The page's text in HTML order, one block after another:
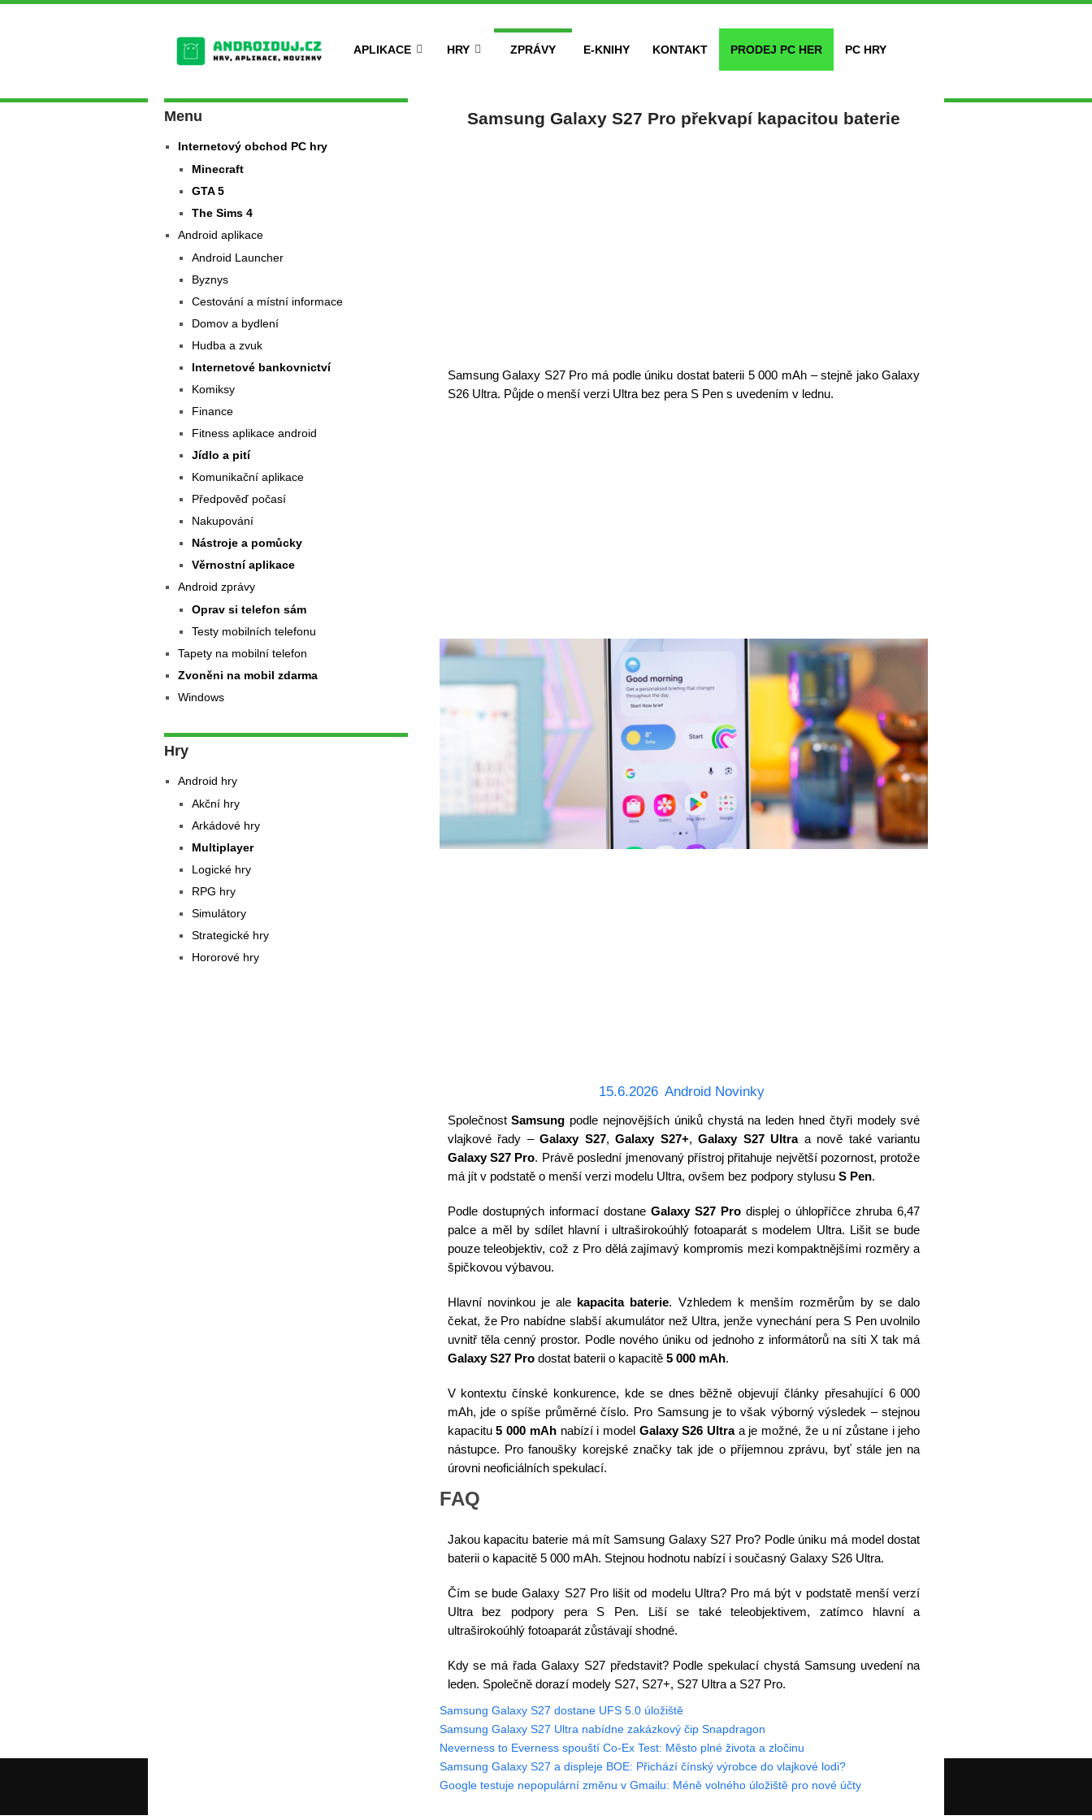
APLIKACE HRY ZPRÁVY E-KNIHY KONTAKT PRODEJ PC HER PC HRY
Samsung Galaxy S27 Pro překvapí kapacitou baterie
Samsung Galaxy S27 Pro má podle úniku dostat baterii 5 000 mAh – stejně jako Galaxy
S26 Ultra. Půjde o menší verzi Ultra bez pera S Pen s uvedením v lednu.
15.6.2026 Android Novinky
SpolečnostSamsung podle nejnovějších úniků chystá na leden hned čtyři modely své
vlajkové řady –Galaxy S27,Galaxy S27+,Galaxy S27 Ultraa nově také variantu
Galaxy S27 Pro. Právě poslední jmenovaný přístroj přitahuje největší pozornost, protože
má jít v podstatě o menší verzi modelu Ultra, ovšem bez podpory stylusu S Pen.
Podle dostupných informací dostane Galaxy S27 Pro displej o úhlopříčce zhruba 6,47
palce a měl by sdílet hlavní i ultraširokoúhlý fotoaparát s modelem Ultra. Lišit se bude
pouze teleobjektiv, což z Pro dělá zajímavý kompromis mezi kompaktnějšími rozměry a
špičkovou výbavou.
Hlavní novinkou je ale kapacita baterie. Vzhledem k menším rozměrům by se dalo
čekat, že Pro nabídne slabší akumulátor než Ultra, jenže vynechání pera S Pen uvolnilo
uvnitř těla cenný prostor. Podle nového úniku od jednoho z informátorů na síti X tak má
Galaxy S27 Prodostat baterii o kapacitě 5 000 mAh.
V kontextu čínské konkurence, kde se dnes běžně objevují články přesahující 6 000
mAh, jde o spíše průměrné číslo. Pro Samsung je to však výborný výsledek – stejnou
kapacitu5 000 mAhnabízí i model Galaxy S26 Ultraa je možné, že u ní zůstane i jeho
nástupce. Pro fanoušky korejské značky tak jde o příjemnou zprávu, byť stále jen na
úrovni neoficiálních spekulací.
FAQ
Jakou kapacitu baterie má mít Samsung Galaxy S27 Pro? Podle úniku má model dostat
baterii o kapacitě 5 000 mAh. Stejnou hodnotu nabízí i současný Galaxy S26 Ultra.
Čím se bude Galaxy S27 Pro lišit od modelu Ultra? Pro má být v podstatě menší verzí
Ultra bez podpory pera S Pen. Liší se také teleobjektivem, zatímco hlavní a
ultraširokoúhlý fotoaparát zůstávají shodné.
Kdy se má řada Galaxy S27 představit? Podle spekulací chystá Samsung uvedení na
leden. Společně dorazí modely S27, S27+, S27 Ultra a S27 Pro.
Samsung Galaxy S27 dostane UFS 5.0 úložiště
Samsung Galaxy S27 Ultra nabídne zakázkový čip Snapdragon
Neverness to Everness spouští Co-Ex Test: Město plné života a zločinu
Samsung Galaxy S27 a displeje BOE: Přichází čínský výrobce do vlajkové lodi?
Google testuje nepopulární změnu v Gmailu: Méně volného úložiště pro nové účty
Menu
Internetový obchod PC hry
Minecraft
GTA 5
The Sims 4
Android aplikace
Android Launcher
Byznys
Cestování a místní informace
Domov a bydlení
Hudba a zvuk
Internetové bankovnictví
Komiksy
Finance
Fitness aplikace android
Jídlo a pití
Komunikační aplikace
Předpověď počasí
Nakupování
Nástroje a pomůcky
Věrnostní aplikace
Android zprávy
Oprav si telefon sám
Testy mobilních telefonu
Tapety na mobilní telefon
Zvoněni na mobil zdarma
Windows
Hry
Android hry
Akční hry
Arkádové hry
Multiplayer
Logické hry
RPG hry
Simulátory
Strategické hry
Hororové hry